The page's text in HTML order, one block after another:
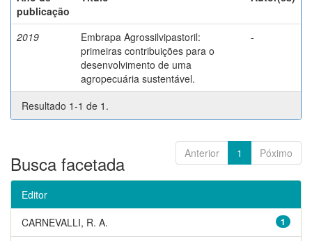
publicação
2019
Embrapa Agrossilvipastoril:
primeiras contribuições para o
desenvolvimento de uma
agropecuária sustentável.
-
Resultado 1-1 de 1.
Anterior 1 Póximo
Busca facetada
Editor
1
CARNEVALLI, R. A.